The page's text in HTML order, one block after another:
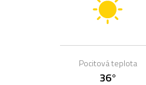
Pocitová teplota
36°